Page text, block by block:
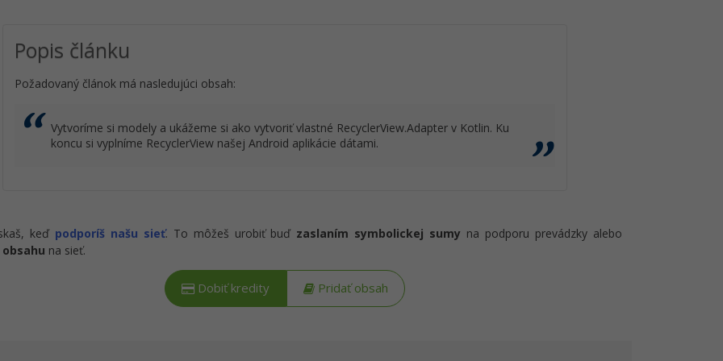
Popis článku
Požadovaný článok má nasledujúci obsah:
Vytvoríme si modely a ukážeme si ako vytvoriť vlastné RecyclerView.Adapter v Kotlin. Ku
koncu si vyplníme RecyclerView našej Android aplikácie dátami.
keď podporíš našu sieť. To môžeš urobiť buď zaslaním symbolickej sumy na podporu prevádzky alebo
na sieť.
Dobiť kredity Pridať obsah